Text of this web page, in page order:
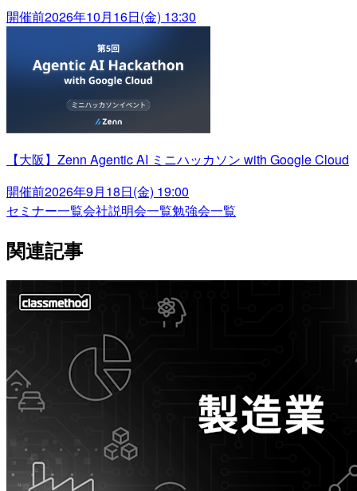
開催前2026年10月16日(金) 13:30
【大阪】Zenn Agentic AI ミニハッカソン with Google Cloud
開催前2026年9月18日(金) 19:00
セミナー一覧会社説明会一覧勉強会一覧
関連記事